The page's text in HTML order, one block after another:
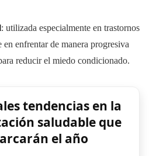
: utilizada especialmente en trastornos
en enfrentar de manera progresiva
reducir el miedo condicionado.
tendencias en la
saludable que
el año